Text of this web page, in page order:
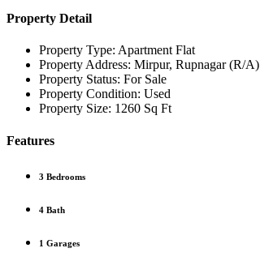
Property Detail
Property Type: Apartment Flat
Property Address: Mirpur, Rupnagar (R/A)
Property Status: For Sale
Property Condition: Used
Property Size: 1260 Sq Ft
Features
3 Bedrooms
4 Bath
1 Garages